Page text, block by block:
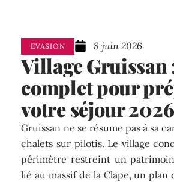
EVASION 8 juin 2026
Village Gruissan
complet pour
votre séjour 2026
Gruissan ne se résume pas à sa
chalets sur pilotis. Le village
périmètre restreint un
lié au massif de la Clape, un plan